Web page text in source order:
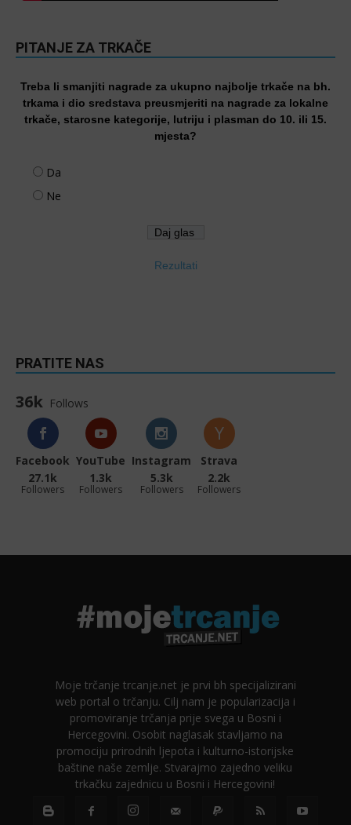
PITANJE ZA TRKAČE
Treba li smanjiti nagrade za ukupno najbolje trkače na bh.
trkama i dio sredstava preusmjeriti na nagrade za lokalne
trkače, starosne kategorije, lutriju i plasman do 10. ili 15.
mjesta?
Da
Ne
Rezultati
PRATITE NAS
36k Follows
Facebook
27.1k
Followers
YouTube
1.3k
Followers
Instagram
5.3k
Followers
Strava
2.2k
Followers
Moje trčanje trcanje.net je prvi bh specijalizirani
web portal o trčanju. Cilj nam je popularizacija i
promoviranje trčanja prije svega u Bosni i
Hercegovini. Osobit naglasak stavljamo na
promociju prirodnih ljepota i kulturno-istorijske
baštine naše zemlje. Stvarajmo zajedno veliku
trkačku zajednicu u Bosni i Hercegovini!